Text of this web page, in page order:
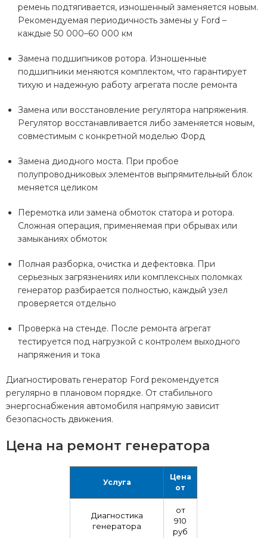
ремень подтягивается, изношенный заменяется новым.
Рекомендуемая периодичность замены у Ford –
каждые 50 000–60 000 км
Замена подшипников ротора. Изношенные
подшипники меняются комплектом, что гарантирует
тихую и надежную работу агрегата после ремонта
Замена или восстановление регулятора напряжения.
Регулятор восстанавливается либо заменяется новым,
совместимым с конкретной моделью Форд
Замена диодного моста. При пробое
полупроводниковых элементов выпрямительный блок
меняется целиком
Перемотка или замена обмоток статора и ротора.
Сложная операция, применяемая при обрывах или
замыканиях обмоток
Полная разборка, очистка и дефектовка. При
серьезных загрязнениях или комплексных поломках
генератор разбирается полностью, каждый узел
проверяется отдельно
Проверка на стенде. После ремонта агрегат
тестируется под нагрузкой с контролем выходного
напряжения и тока
Диагностировать генератор Ford рекомендуется
регулярно в плановом порядке. От стабильного
энергоснабжения автомобиля напрямую зависит
безопасность движения.
Цена на ремонт генератора
Услуга
Цена
от
Диагностика
генератора
от
910
руб